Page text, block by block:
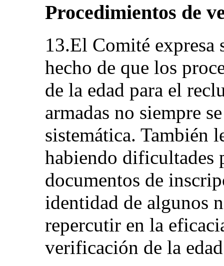
Procedimientos de
13.El Comité expresa
hecho de que los
de la edad para el
armadas no siempre
sistemática. También
habiendo dificultades
documentos de
identidad de algunos
repercutir en la
verificación de la